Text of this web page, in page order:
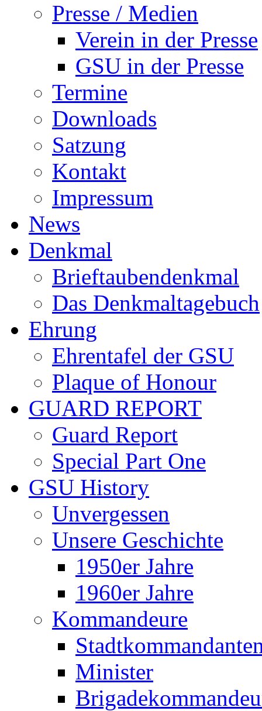
Presse / Medien
Verein in der Presse
GSU in der Presse
Termine
Downloads
Satzung
Kontakt
Impressum
News
Denkmal
Brieftaubendenkmal
Das Denkmaltagebuch
Ehrung
Ehrentafel der GSU
Plaque of Honour
GUARD REPORT
Guard Report
Special Part One
GSU History
Unvergessen
Unsere Geschichte
1950er Jahre
1960er Jahre
Kommandeure
Minister